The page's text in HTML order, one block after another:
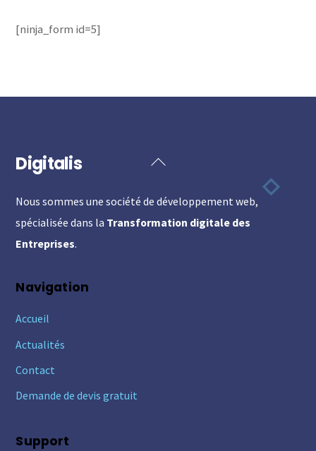
[ninja_form id=5]
Back
Top
Digitalis
Nous sommes une société de développement web,
spécialisée dans la Transformation digitale des
Entreprises.
Navigation
Accueil
Actualités
Contact
Demande de devis gratuit
Support